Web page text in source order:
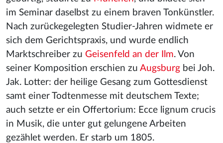
im Seminar daselbst zu einem braven Tonkünstler.
Nach zurückegelegten Studier-Jahren widmete er
sich dem Gerichtspraxis, und wurde endlich
Marktschreiber zu Geisenfeld an der Ilm. Von
seiner Komposition erschien zu Augsburg bei Joh.
Jak. Lotter: der heilige Gesang zum Gottesdienst
samt einer Todtenmesse mit deutschem Texte;
auch setzte er ein Offertorium: Ecce lignum crucis
in Musik, die unter gut gelungene Arbeiten
gezählet werden. Er starb um 1805.